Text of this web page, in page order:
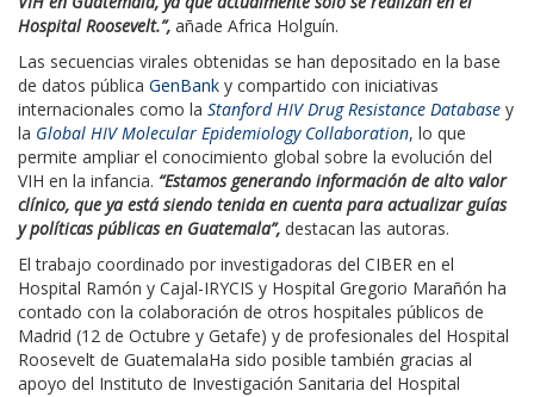
Hospital Roosevelt.”, añade Africa Holguín.
Las secuencias virales obtenidas se han depositado en la base
de datos pública GenBank y compartido con iniciativas
internacionales como la Stanford HIV Drug Resistance Database y
la Global HIV Molecular Epidemiology Collaboration, lo que
permite ampliar el conocimiento global sobre la evolución del
VIH en la infancia. “Estamos generando información de alto valor
clínico, que ya está siendo tenida en cuenta para actualizar guías
y políticas públicas en Guatemala”, destacan las autoras.
El trabajo coordinado por investigadoras del CIBER en el
Hospital Ramón y Cajal-IRYCIS y Hospital Gregorio Marañón ha
contado con la colaboración de otros hospitales públicos de
Madrid (12 de Octubre y Getafe) y de profesionales del Hospital
Roosevelt de GuatemalaHa sido posible también gracias al
apoyo del Instituto de Investigación Sanitaria del Hospital